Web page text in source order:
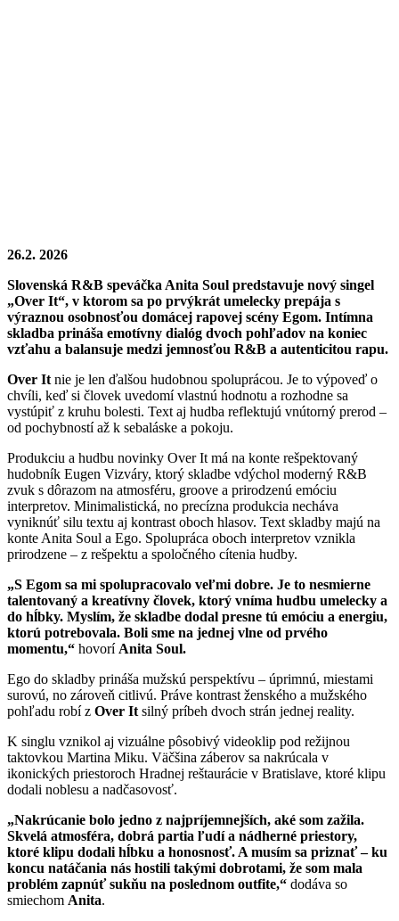
26.2. 2026
Slovenská R&B speváčka Anita Soul predstavuje nový singel
„Over It“, v ktorom sa po prvýkrát umelecky prepája s
výraznou osobnosťou domácej rapovej scény Egom. Intímna
skladba prináša emotívny dialóg dvoch pohľadov na koniec
vzťahu a balansuje medzi jemnosťou R&B a autenticitou rapu.
Over It nie je len ďalšou hudobnou spoluprácou. Je to výpoveď o
chvíli, keď si človek uvedomí vlastnú hodnotu a rozhodne sa
vystúpiť z kruhu bolesti. Text aj hudba reflektujú vnútorný prerod –
od pochybností až k sebaláske a pokoju.
Produkciu a hudbu novinky Over It má na konte rešpektovaný
hudobník Eugen Vizváry, ktorý skladbe vdýchol moderný R&B
zvuk s dôrazom na atmosféru, groove a prirodzenú emóciu
interpretov. Minimalistická, no precízna produkcia necháva
vyniknúť silu textu aj kontrast oboch hlasov. Text skladby majú na
konte Anita Soul a Ego. Spolupráca oboch interpretov vznikla
prirodzene – z rešpektu a spoločného cítenia hudby.
„S Egom sa mi spolupracovalo veľmi dobre. Je to nesmierne
talentovaný a kreatívny človek, ktorý vníma hudbu umelecky a
do hĺbky. Myslím, že skladbe dodal presne tú emóciu a energiu,
ktorú potrebovala. Boli sme na jednej vlne od prvého
momentu,“ hovorí Anita Soul.
Ego do skladby prináša mužskú perspektívu – úprimnú, miestami
surovú, no zároveň citlivú. Práve kontrast ženského a mužského
pohľadu robí z Over It silný príbeh dvoch strán jednej reality.
K singlu vznikol aj vizuálne pôsobivý videoklip pod režijnou
taktovkou Martina Miku. Väčšina záberov sa nakrúcala v
ikonických priestoroch Hradnej reštaurácie v Bratislave, ktoré klipu
dodali noblesu a nadčasovosť.
„Nakrúcanie bolo jedno z najpríjemnejších, aké som zažila.
Skvelá atmosféra, dobrá partia ľudí a nádherné priestory,
ktoré klipu dodali hĺbku a honosnosť. A musím sa priznať – ku
koncu natáčania nás hostili takými dobrotami, že som mala
problém zapnúť sukňu na poslednom outfite,“ dodáva so
smiechom Anita.